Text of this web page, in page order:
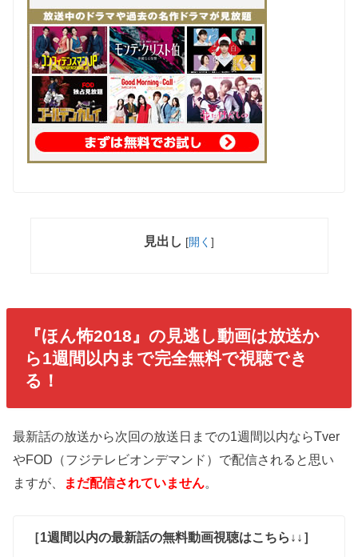
見出し [開く ]
『ほん怖2018』の見逃し動画は放送か
ら1週間以内まで完全無料で視聴でき
る！
最新話の放送から次回の放送日までの1週間以内ならTver
やFOD（フジテレビオンデマンド）で配信されると思い
ますが、
まだ配信されていません。
［1週間以内の最新話の無料動画視聴はこちら↓↓］